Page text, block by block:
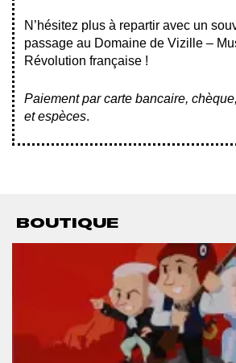
N’hésitez plus à repartir avec un
passage au Domaine de Vizille –
Révolution française !
Paiement par carte bancaire,
et espèces.
BOUTIQUE